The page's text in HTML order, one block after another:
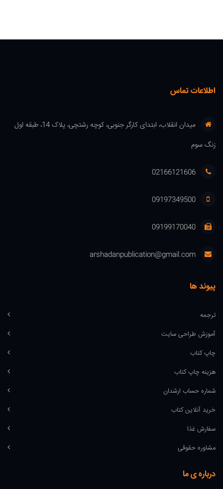
اطلاعات تماس
میدان انقلاب، ابتدای کارگر جنوبی، کوچه رشتچی، پلاک 14، طبقه اول
زنگ سوم
02166121606
09197349500
09199170040
arshadanpublication@gmail.com
پیوند ها
ترجمه
آموزش طراحی سایت
چاپ کتاب
هزینه چاپ کتاب
شماره حساب ارشدان
خرید آنلاین کتاب
سفارش غذا
مشاوره حقوقی
درباره ی ما